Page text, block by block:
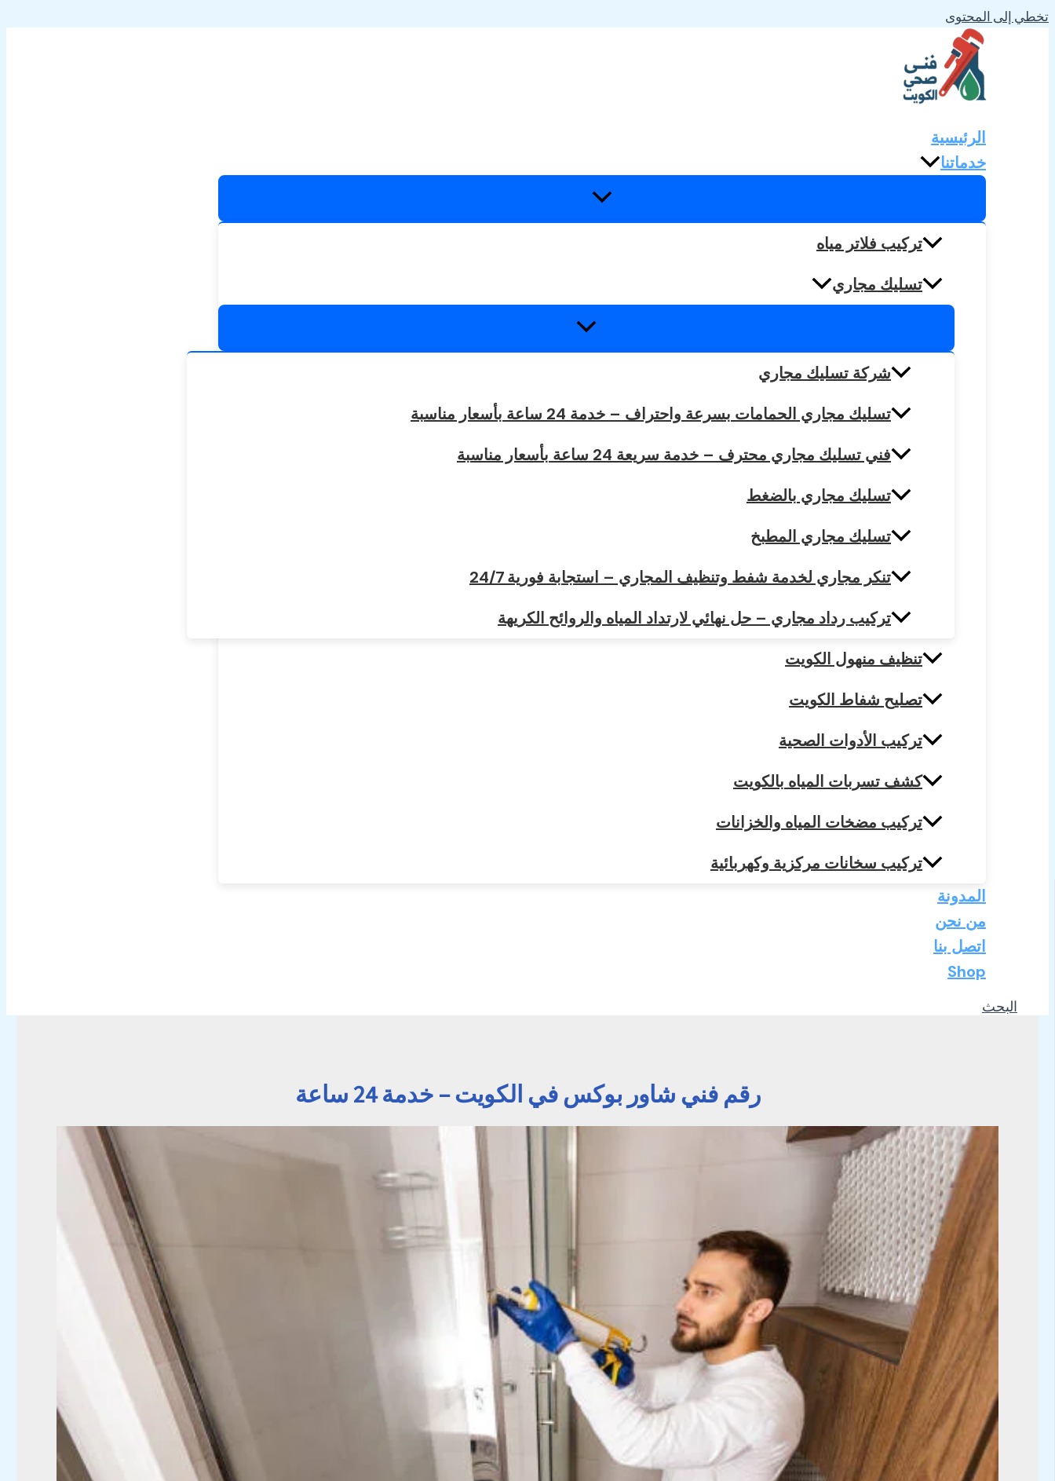
تخطي إلى المحتوى
الرئيسية
خدماتنا
تركيب فلاتر مياه
تسليك مجاري
شركة تسليك مجاري
تسليك مجاري الحمامات بسرعة واحتراف – خدمة 24 ساعة بأسعار مناسبة
فني تسليك مجاري محترف – خدمة سريعة 24 ساعة بأسعار مناسبة
تسليك مجاري بالضغط
تسليك مجاري المطبخ
تنكر مجاري لخدمة شفط وتنظيف المجاري – استجابة فورية 24/7
تركيب رداد مجاري – حل نهائي لارتداد المياه والروائح الكريهة
تنظيف منهول الكويت
تصليح شفاط الكويت
تركيب الأدوات الصحية
كشف تسربات المياه بالكويت
تركيب مضخات المياه والخزانات
تركيب سخانات مركزية وكهربائية
المدونة
من نحن
اتصل بنا
Shop
البحث
رقم فني شاور بوكس في الكويت – خدمة 24 ساعة